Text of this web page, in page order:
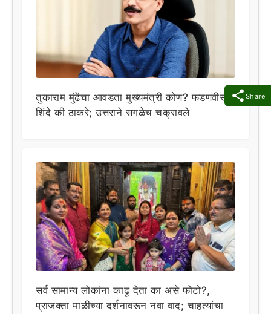
Share
तुकाराम मुंढेंचा आवडता मुख्यमंत्री कोण? फडणवीस,
शिंदे की ठाकरे; उत्तराने सगळेच चक्रावले
सर्व सामान्य लोकांना काढू देता का असे फोटो?,
प्राजक्ता माळीच्या दर्शनावरून नवा वाद; चाहत्यांचा